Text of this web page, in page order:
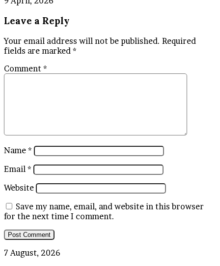
Leave a Reply
Your email address will not be published. Required
fields are marked *
Comment *
Name *
Email *
Website
Save my name, email, and website in this browser
for the next time I comment.
Gagal
7 August, 2026